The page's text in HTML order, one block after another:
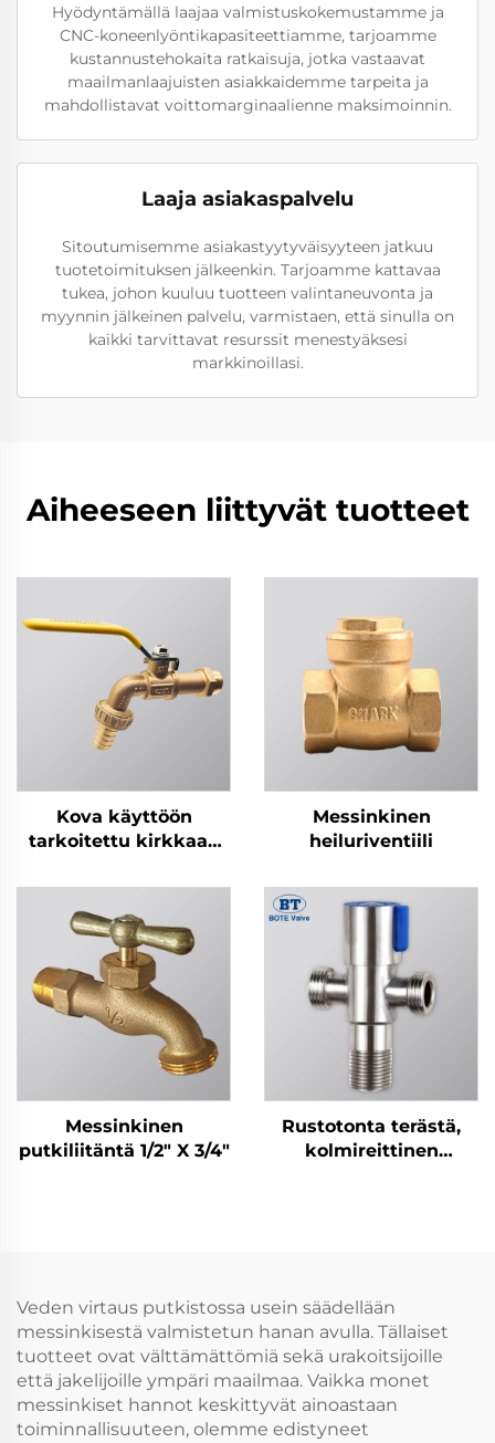
Hyödyntämällä laajaa valmistuskokemustamme ja
CNC-koneenlyöntikapasiteettiamme, tarjoamme
kustannustehokaita ratkaisuja, jotka vastaavat
maailmanlaajuisten asiakkaidemme tarpeita ja
mahdollistavat voittomarginaalienne maksimoinnin.
Laaja asiakaspalvelu
Sitoutumisemme asiakastyytyväisyyteen jatkuu
tuotetoimituksen jälkeenkin. Tarjoamme kattavaa
tukea, johon kuuluu tuotteen valintaneuvonta ja
myynnin jälkeinen palvelu, varmistaen, että sinulla on
kaikki tarvittavat resurssit menestyäksesi
markkinoillasi.
Aiheeseen liittyvät tuotteet
Kova käyttöön
tarkoitettu kirkkaan
Messinkinen
heiluriventiili
Messinkinen
putkiliitäntä 1/2" X 3/4"
Rustotonta terästä,
kolmireittinen
Veden virtaus putkistossa usein säädellään
messinkisestä valmistetun hanan avulla. Tällaiset
tuotteet ovat välttämättömiä sekä urakoitsijoille
että jakelijoille ympäri maailmaa. Vaikka monet
messinkiset hannot keskittyvät ainoastaan
toiminnallisuuteen, olemme edistyneet